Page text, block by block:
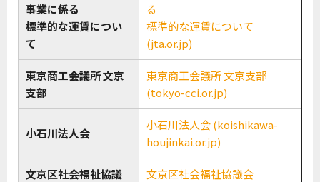
事業に係る
標準的な運賃につい
て
る
標準的な運賃について
(jta.or.jp)
東京商工会議所 文京
支部
東京商工会議所 文京支部
(tokyo-cci.or.jp)
小石川法人会
小石川法人会 (koishikawa-
houjinkai.or.jp)
文京区社会福祉協議
文京区社会福祉協議会